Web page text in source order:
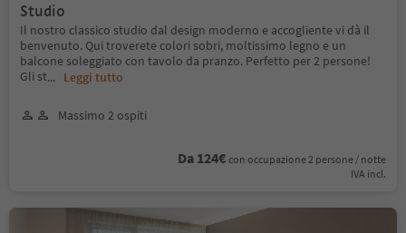
Studio
Il nostro classico studio dal design moderno e accogliente vi dà il
benvenuto. Qui troverete colori sobri, moltissimo legno e un
balcone soleggiato con tavolo da pranzo. Perfetto per 2 persone!
Gli st... Leggi tutto
Massimo 2 ospiti
Da 124€ con occupazione 2 persone / notte
IVA incl.